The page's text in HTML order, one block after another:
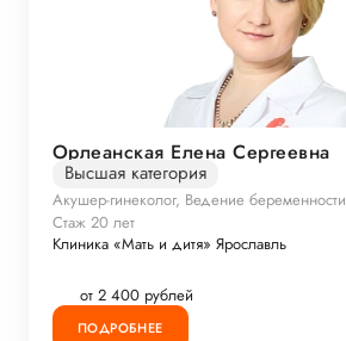
Орлеанская Елена Сергеевна
Высшая категория
Акушер-гинеколог, Ведение беременности
Стаж 20 лет
Клиника «Мать и дитя» Ярославль
от 2 400 рублей
ПОДРОБНЕЕ